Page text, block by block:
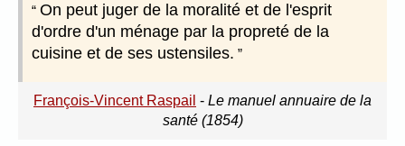
On peut juger de la moralité et de l'esprit
d'ordre d'un ménage par la propreté de la
cuisine et de ses ustensiles.
François-Vincent Raspail - Le manuel annuaire de la
santé (1854)